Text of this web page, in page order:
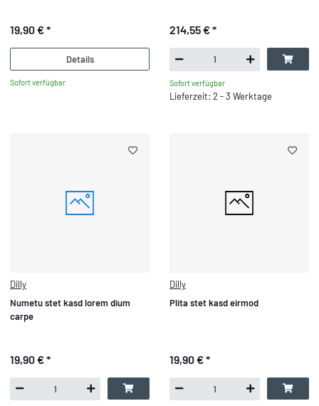
19,90 €*
Details
Sofort verfügbar
214,55 €*
Sofort verfügbar
Lieferzeit: 2 - 3 Werktage
Dilly
Numetu stet kasd lorem dium
carpe
19,90 €*
Dilly
Plita stet kasd eirmod
19,90 €*